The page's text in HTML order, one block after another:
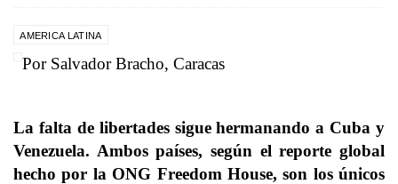
AMERICA LATINA
Por Salvador Bracho, Caracas
La falta de libertades sigue hermanando a Cuba y
Venezuela. Ambos países, según el reporte global
hecho por la ONG Freedom House, son los únicos